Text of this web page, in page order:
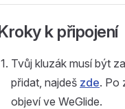
k připojení
Tvůj kluzák musí být
přidat, najdeš zde. Po
objeví ve WeGlide.